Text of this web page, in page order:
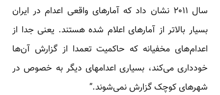
سال ۲۰۱۱ نشان داد که آمارهای واقعی اعدام در ایران
بسیار بالا‌تر از آمارهای اعلام شده هستند. یعنی جدا از
اعدام‌های مخفیانه که حاکمیت تعمدا از گزارش آن‌ها
خودداری می‌کند، بسیاری اعدامهای دیگر به خصوص در
شهرهای کوچک گزارش نمی‌شوند.”